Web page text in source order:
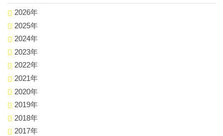
2026年
2025年
2024年
2023年
2022年
2021年
2020年
2019年
2018年
2017年